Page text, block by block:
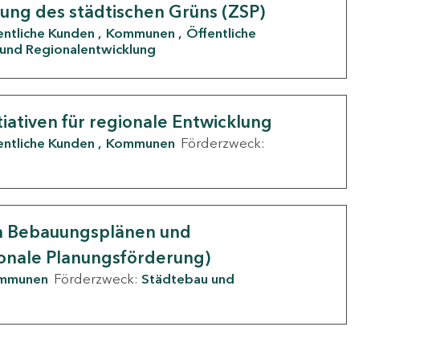
des städtischen Grüns (ZSP)
Kunden Kommunen
Öffentliche
Regionalentwicklung
für regionale Entwicklung
Kunden Kommunen Förderzweck:
Bebauungsplänen und
Planungsförderung)
Förderzweck: Städtebau und